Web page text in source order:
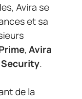
Avira se
et sa
, Avira
Security.
de la